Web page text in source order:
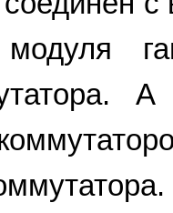
модуля